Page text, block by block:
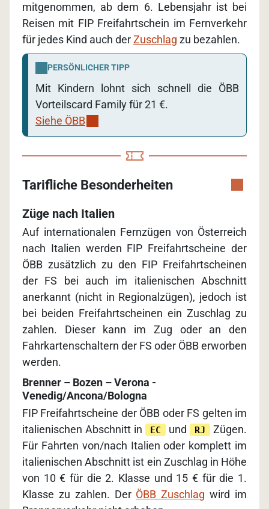
mitgenommen, ab dem 6. Lebensjahr ist bei
Reisen mit FIP Freifahrtschein im Fernverkehr
für jedes Kind auch derZuschlag zu bezahlen.
PERSÖNLICHER TIPP
Mit Kindern lohnt sich schnell die ÖBB
Vorteilscard Family für 21 €.
Siehe ÖBB
Tarifliche Besonderheiten
Züge nach Italien
Auf internationalen Fernzügen von Österreich
nach Italien werden FIP Freifahrtscheine der
ÖBB zusätzlich zu den FIP Freifahrtscheinen
der FS bei auch im italienischen Abschnitt
anerkannt (nicht in Regionalzügen), jedoch ist
bei beiden Freifahrtscheinen ein Zuschlag zu
zahlen. Dieser kann im Zug oder an den
Fahrkartenschaltern der FS oder ÖBB erworben
werden.
Brenner – Bozen – Verona -
Venedig/Ancona/Bologna
FIP Freifahrtscheine der ÖBB oder FS gelten im
italienischen Abschnitt in
EC und RJ
Zügen.
Für Fahrten von/nach Italien oder komplett im
italienischen Abschnitt ist ein Zuschlag in Höhe
von 10 € für die 2. Klasse und 15 € für die 1.
Klasse zu zahlen. Der ÖBB Zuschlag wird im